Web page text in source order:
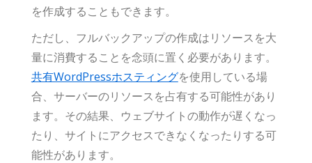
を作成することもできます。
ただし、フルバックアップの作成はリソースを大
量に消費することを念頭に置く必要があります。
共有WordPressホスティングを使用している場
合、サーバーのリソースを占有する可能性があり
ます。その結果、ウェブサイトの動作が遅くなっ
たり、サイトにアクセスできなくなったりする可
能性があります。